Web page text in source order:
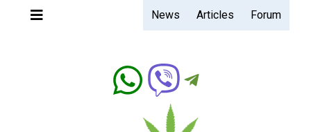
News Articles Forum
Ganjaseeds.band